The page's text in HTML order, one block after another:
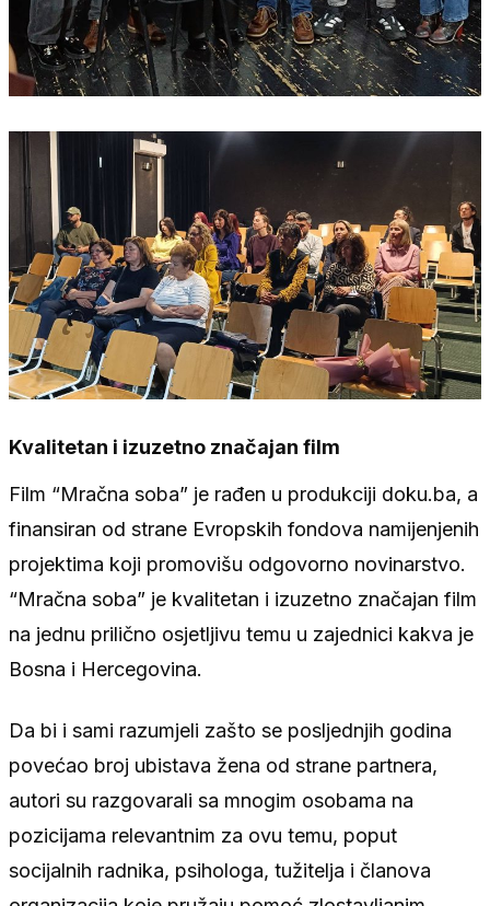
Kvalitetan i izuzetno značajan film
Film “Mračna soba” je rađen u produkciji doku.ba, a
finansiran od strane Evropskih fondova namijenjenih
projektima koji promovišu odgovorno novinarstvo.
“Mračna soba” je kvalitetan i izuzetno značajan film
na jednu prilično osjetljivu temu u zajednici kakva je
Bosna i Hercegovina.
Da bi i sami razumjeli zašto se posljednjih godina
povećao broj ubistava žena od strane partnera,
autori su razgovarali sa mnogim osobama na
pozicijama relevantnim za ovu temu, poput
socijalnih radnika, psihologa, tužitelja i članova